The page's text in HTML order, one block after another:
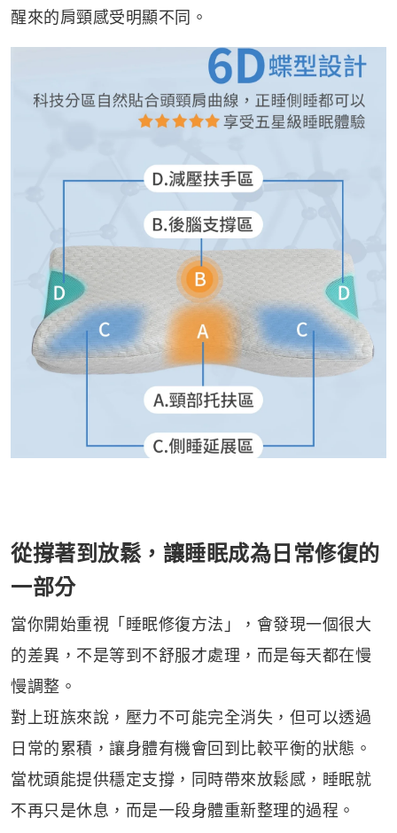
醒來的肩頸感受明顯不同。
從撐著到放鬆，讓睡眠成為日常修復的
一部分
當你開始重視「睡眠修復方法」，會發現一個很大
的差異，不是等到不舒服才處理，而是每天都在慢
慢調整。
對上班族來說，壓力不可能完全消失，但可以透過
日常的累積，讓身體有機會回到比較平衡的狀態。
當枕頭能提供穩定支撐，同時帶來放鬆感，睡眠就
不再只是休息，而是一段身體重新整理的過程。